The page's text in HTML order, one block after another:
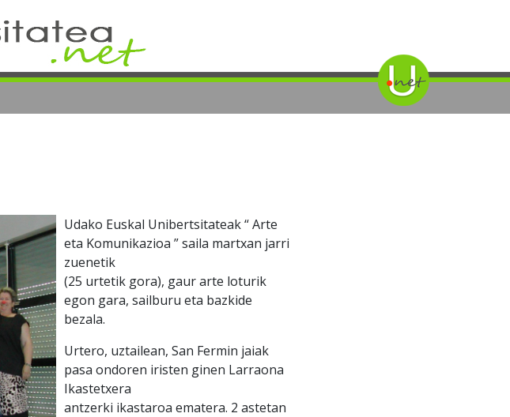
Udako Euskal Unibertsitateak “ Arte
eta Komunikazioa ” saila martxan jarri
zuenetik
(25 urtetik gora), gaur arte loturik
egon gara, sailburu eta bazkide
bezala.
Urtero, uztailean, San Fermin jaiak
pasa ondoren iristen ginen Larraona
Ikastetxera
antzerki ikastaroa ematera. 2 astetan